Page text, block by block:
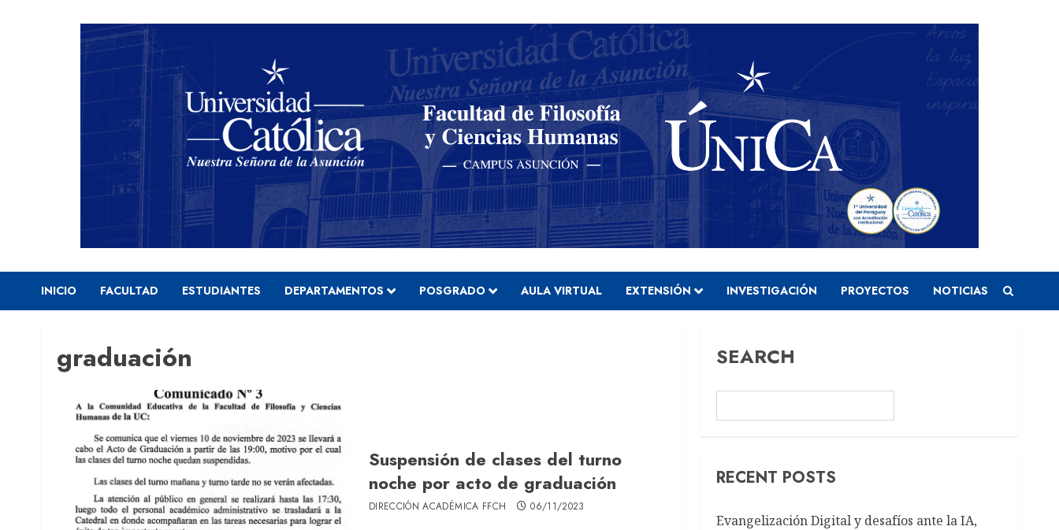
INICIO FACULTAD ESTUDIANTES DEPARTAMENTOS POSGRADO AULA VIRTUAL EXTENSIÓN INVESTIGACIÓN PROYECTOS NOTICIAS
graduación
Suspensión de clases del turno
noche por acto de graduación
DIRECCIÓN ACADÉMICA FFCH 06/11/2023
SEARCH
RECENT POSTS
Evangelización Digital y desafíos ante la IA,